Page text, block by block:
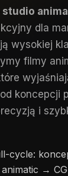
studio
dla
wysokiej
filmy
koncepcji
i
cycle:
→